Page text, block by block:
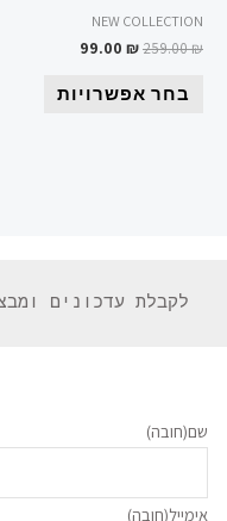
NEW COLLECTION
259.00₪
99.00 ₪
בחר אפשרויות
שם(חובה)
אימייל(חובה)